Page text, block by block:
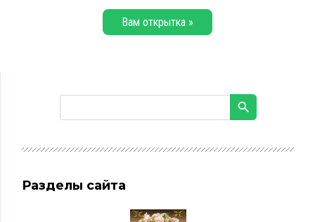
Вам открытка »
Разделы сайта